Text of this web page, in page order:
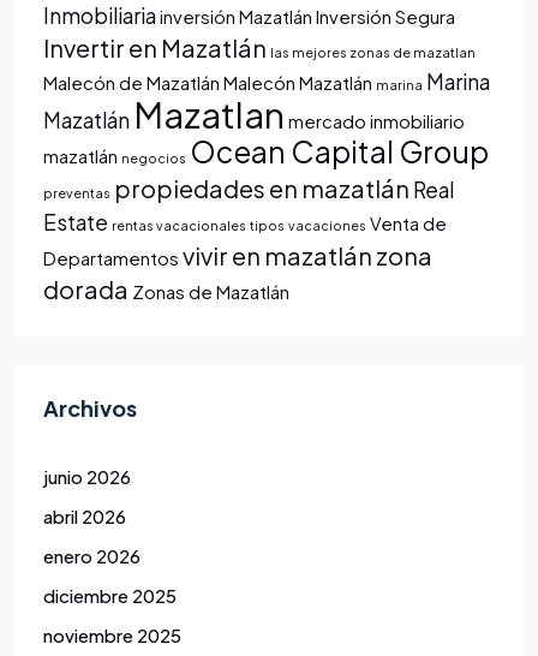
Inmobiliariainversión Mazatlán Inversión Segura
Invertir en Mazatlán las mejores zonas de mazatlan
Malecón de Mazatlán Malecón Mazatlán marina Marina
Mazatlán Mazatlan mercado inmobiliario
mazatlán negocios Ocean Capital Group
preventas propiedades en mazatlán Real
Estate rentas vacacionales tipos vacaciones Venta de
Departamentos vivir en mazatlán zona
dorada Zonas de Mazatlán
Archivos
junio 2026
abril 2026
enero 2026
diciembre 2025
noviembre 2025